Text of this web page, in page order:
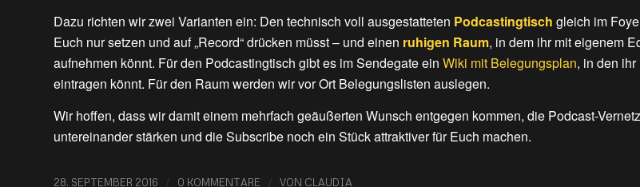
Dazu richten wir zwei Varianten ein: Den technisch voll ausgestatteten Podcastingtisch gleich im
Euch nur setzen und auf „Record“ drücken müsst – und einen ruhigen Raum, in dem ihr mit eigenem
aufnehmen könnt. Für den Podcastingtisch gibt es im Sendegate ein Wiki mit Belegungsplan, in den
eintragen könnt. Für den Raum werden wir vor Ort Belegungslisten auslegen.
Wir hoffen, dass wir damit einem mehrfach geäußerten Wunsch entgegen kommen, die Podcast-
untereinander stärken und die Subscribe noch ein Stück attraktiver für Euch machen.
28. SEPTEMBER 2016 / 0 KOMMENTARE / VON CLAUDIA